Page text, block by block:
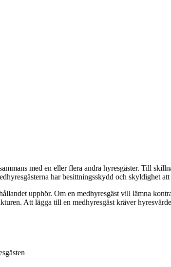
med en eller flera andra hyresgäster. Till
har besittningsskydd och skyldighet
upphör. Om en medhyresgäst vill lämna
Att lägga till en medhyresgäst kräver